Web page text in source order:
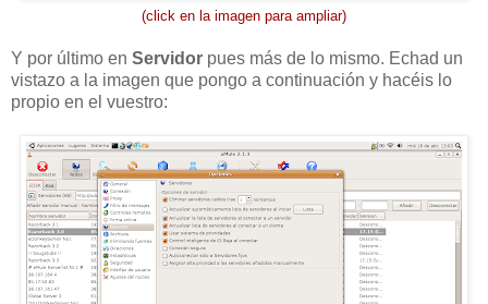
(click en la imagen para ampliar)
Y por último en Servidor pues más de lo mismo. Echad un
vistazo a la imagen que pongo a continuación y hacéis lo
propio en el vuestro: